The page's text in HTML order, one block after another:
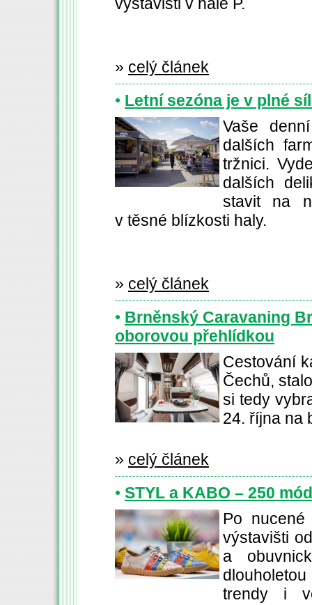
» celý článek
• Letní sezóna je v plné
Vaše
dalších
tržnici.
dalších
stavit na
v těsné blízkosti haly.
» celý článek
• Brněnský Caravaning
oborovou přehlídkou
Cestování
Čechů,
si tedy
24. října na
» celý článek
• STYL a KABO – 250
Po
výstavišti
a
trendy i